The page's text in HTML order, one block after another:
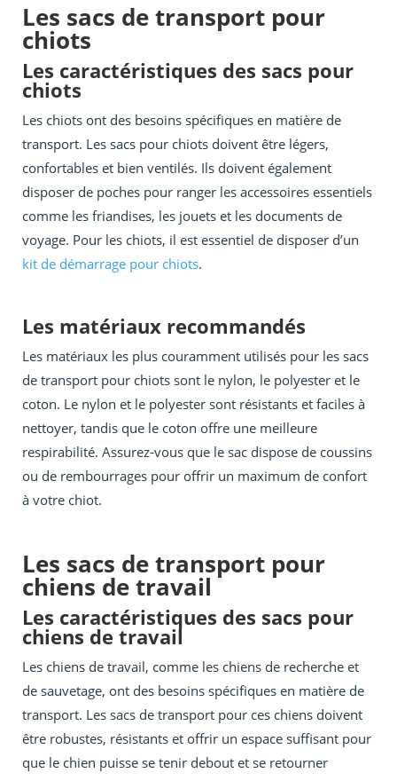
Les sacs de transport pour
chiots
Les caractéristiques des sacs pour
chiots
Les chiots ont des besoins spécifiques en matière de
transport. Les sacs pour chiots doivent être légers,
confortables et bien ventilés. Ils doivent également
disposer de poches pour ranger les accessoires essentiels
comme les friandises, les jouets et les documents de
voyage. Pour les chiots, il est essentiel de disposer d’un
kit de démarrage pour chiots.
Les matériaux recommandés
Les matériaux les plus couramment utilisés pour les sacs
de transport pour chiots sont le nylon, le polyester et le
coton. Le nylon et le polyester sont résistants et faciles à
nettoyer, tandis que le coton offre une meilleure
respirabilité. Assurez-vous que le sac dispose de coussins
ou de rembourrages pour offrir un maximum de confort
à votre chiot.
Les sacs de transport pour
chiens de travail
Les caractéristiques des sacs pour
chiens de travail
Les chiens de travail, comme les chiens de recherche et
de sauvetage, ont des besoins spécifiques en matière de
transport. Les sacs de transport pour ces chiens doivent
être robustes, résistants et offrir un espace suffisant pour
que le chien puisse se tenir debout et se retourner